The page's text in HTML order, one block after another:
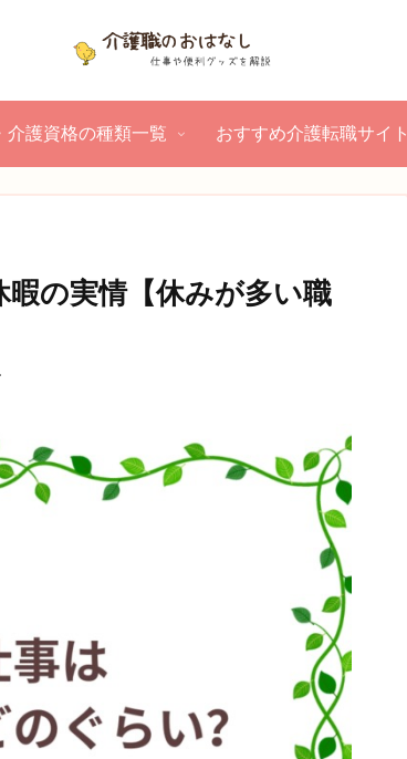
介護資格の種類一覧 おすすめ介護転職サイト
の実情【休みが多い職